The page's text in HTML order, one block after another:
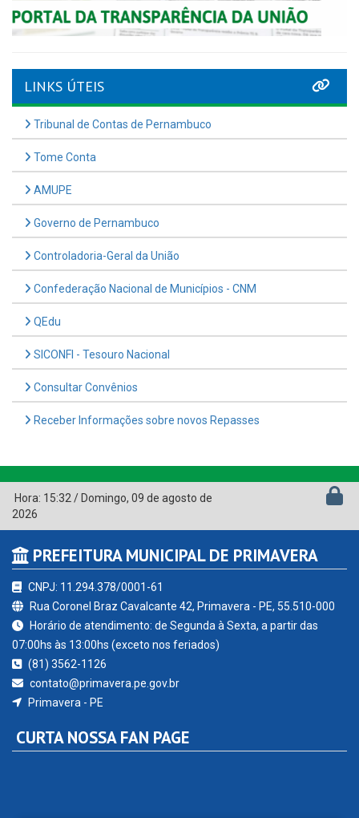
LINKS ÚTEIS
Tribunal de Contas de Pernambuco
Tome Conta
AMUPE
Governo de Pernambuco
Controladoria-Geral da União
Confederação Nacional de Municípios - CNM
QEdu
SICONFI - Tesouro Nacional
Consultar Convênios
Receber Informações sobre novos Repasses
Hora: 15:32 / Domingo, 09 de agosto de
2026
PREFEITURA MUNICIPAL DE PRIMAVERA
CNPJ: 11.294.378/0001-61
Rua Coronel Braz Cavalcante 42, Primavera - PE, 55.510-000
Horário de atendimento: de Segunda à Sexta, a partir das
07:00hs às 13:00hs (exceto nos feriados)
(81) 3562-1126
contato@primavera.pe.gov.br
Primavera - PE
CURTA NOSSA FAN PAGE